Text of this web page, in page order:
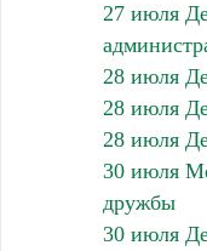
27 июля
28 июля
28 июля
28 июля
30 июля
дружбы
30 июля